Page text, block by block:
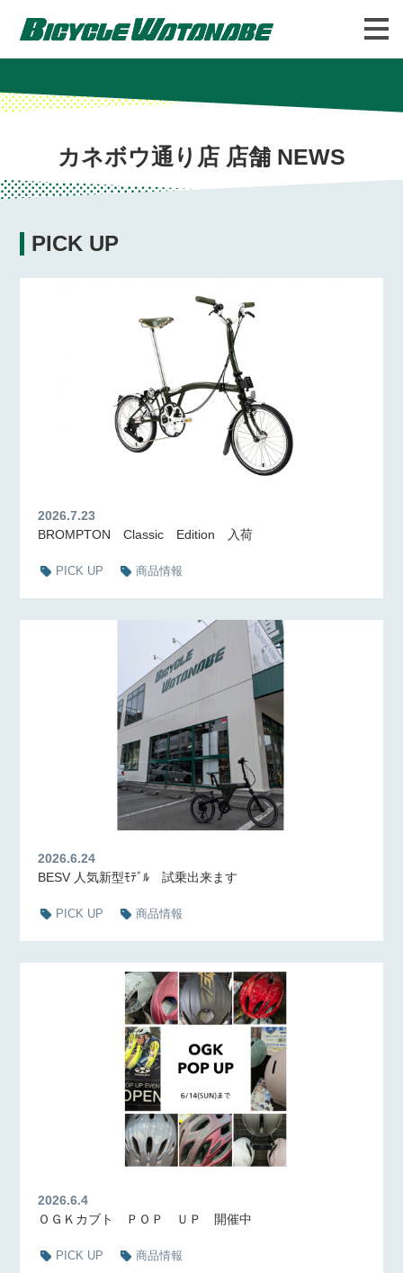
FAQ
カネボウ通り店 店舗 NEWS
PICK UP
2026.7.23
BROMPTON Classic Edition 入荷
PICK UP 商品情報
2026.6.24
BESV 人気新型ﾓﾃﾞﾙ 試乗出来ます
PICK UP 商品情報
2026.6.4
ＯＧＫカブト ＰＯＰ ＵＰ 開催中
PICK UP 商品情報